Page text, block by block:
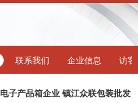
联系我们 企业信息 访客
电子产品箱企业 镇江众联包装批发